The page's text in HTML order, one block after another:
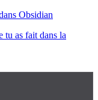
Obsidian
tu as fait dans la